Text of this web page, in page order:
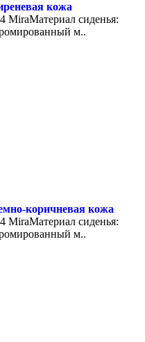
кожа
MiraМатериал сиденья:
м..
коричневая кожа
MiraМатериал сиденья:
м..